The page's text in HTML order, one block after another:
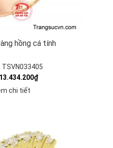
hồng cá tính
TSVN033405
chi tiết